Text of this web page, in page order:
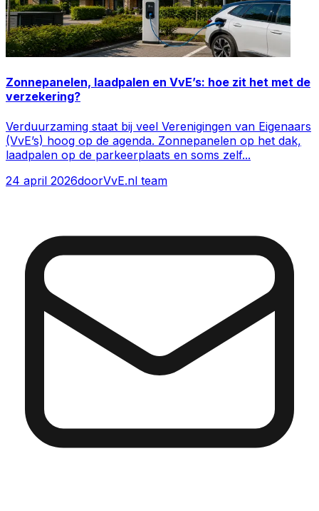
Zonnepanelen, laadpalen en VvE’s: hoe zit het met de
verzekering?
Verduurzaming staat bij veel Verenigingen van Eigenaars
(VvE’s) hoog op de agenda. Zonnepanelen op het dak,
laadpalen op de parkeerplaats en soms zelf...
24 april 2026doorVvE.nl team